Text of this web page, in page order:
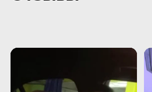
Все права защищены Copyright © 2016 - 2026.